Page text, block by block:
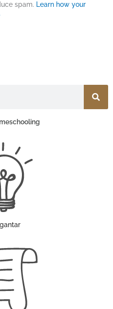
spam. Learn how your